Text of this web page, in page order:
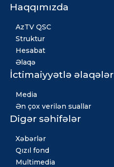
Haqqımızda
AzTV QSC
Struktur
Hesabat
Əlaqə
İctimaiyyətlə əlaqələr
Media
Ən çox verilən suallar
Digər səhifələr
Xəbərlər
Qızıl fond
Multimedia